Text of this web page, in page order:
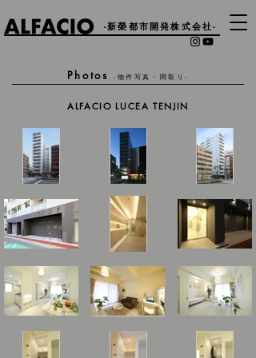
-新榮都市開発株式会社-
Photos-物件写真・間取り-
ALFACIO LUCEA TENJIN